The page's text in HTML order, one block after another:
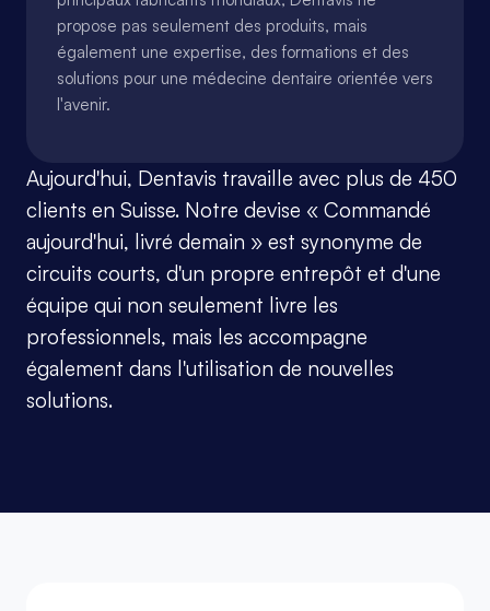
propose pas seulement des produits, mais
également une expertise, des formations et des
solutions pour une médecine dentaire orientée vers
l'avenir.
Aujourd'hui, Dentavis travaille avec plus de 450
clients en Suisse. Notre devise « Commandé
aujourd'hui, livré demain » est synonyme de
circuits courts, d'un propre entrepôt et d'une
équipe qui non seulement livre les
professionnels, mais les accompagne
également dans l'utilisation de nouvelles
solutions.